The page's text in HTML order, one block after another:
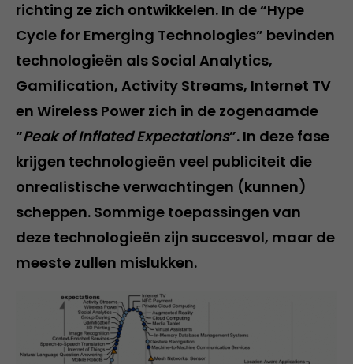
richting ze zich ontwikkelen. In de “Hype
Cycle for Emerging Technologies” bevinden
technologieën als Social Analytics,
Gamification, Activity Streams, Internet TV
en Wireless Power zich in de zogenaamde
“Peak of Inflated Expectations”. In deze fase
krijgen technologieën veel publiciteit die
onrealistische verwachtingen (kunnen)
scheppen. Sommige toepassingen van
deze technologieën zijn succesvol, maar de
meeste zullen mislukken.